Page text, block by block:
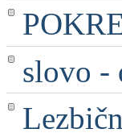
slovo -